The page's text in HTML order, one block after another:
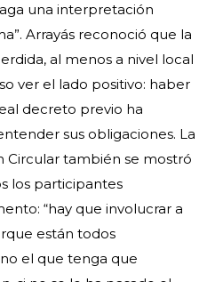
una interpretación
Arrayás reconoció que la
al menos a nivel local
ver el lado positivo: haber
decreto previo ha
sus obligaciones. La
Circular también se mostró
los participantes
“hay que involucrar a
están todos
el que tenga que